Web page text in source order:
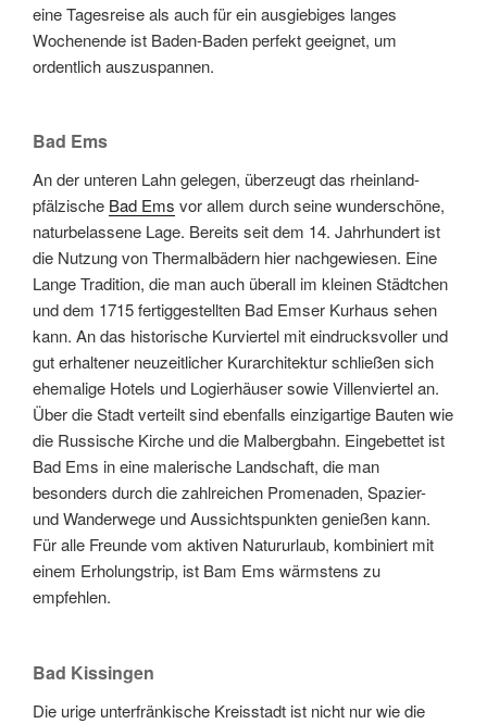
eine Tagesreise als auch für ein ausgiebiges langes
Wochenende ist Baden-Baden perfekt geeignet, um
ordentlich auszuspannen.
Bad Ems
An der unteren Lahn gelegen, überzeugt das rheinland-
pfälzische Bad Ems vor allem durch seine wunderschöne,
naturbelassene Lage. Bereits seit dem 14. Jahrhundert ist
die Nutzung von Thermalbädern hier nachgewiesen. Eine
Lange Tradition, die man auch überall im kleinen Städtchen
und dem 1715 fertiggestellten Bad Emser Kurhaus sehen
kann. An das historische Kurviertel mit eindrucksvoller und
gut erhaltener neuzeitlicher Kurarchitektur schließen sich
ehemalige Hotels und Logierhäuser sowie Villenviertel an.
Über die Stadt verteilt sind ebenfalls einzigartige Bauten wie
die Russische Kirche und die Malbergbahn. Eingebettet ist
Bad Ems in eine malerische Landschaft, die man
besonders durch die zahlreichen Promenaden, Spazier-
und Wanderwege und Aussichtspunkten genießen kann.
Für alle Freunde vom aktiven Natururlaub, kombiniert mit
einem Erholungstrip, ist Bam Ems wärmstens zu
empfehlen.
Bad Kissingen
Die urige unterfränkische Kreisstadt ist nicht nur wie die